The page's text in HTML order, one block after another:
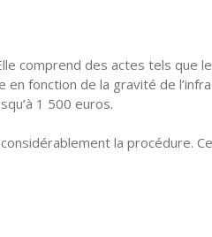
comprend des actes tels que le
en fonction de la gravité de
1 500 euros.
la procédure.